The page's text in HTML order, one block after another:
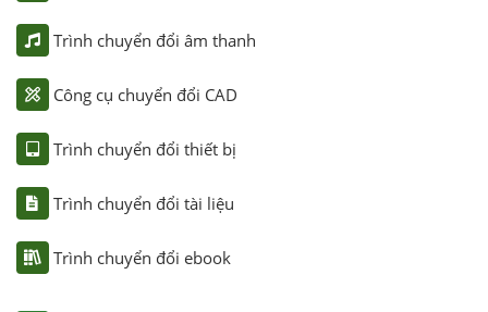
Trình chuyển đổi âm thanh
Công cụ chuyển đổi CAD
Trình chuyển đổi thiết bị
Trình chuyển đổi tài liệu
Trình chuyển đổi ebook